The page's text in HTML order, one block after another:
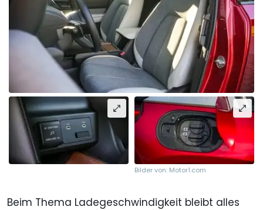
Bilder von: Motor1.com
Beim Thema Ladegeschwindigkeit bleibt alles